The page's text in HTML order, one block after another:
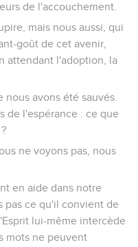
de l'accouchement.
mais nous aussi, qui
goût de cet avenir,
attendant l'adoption, la
avons été sauvés.
de l'espérance : ce que
ne voyons pas, nous
en aide dans notre
pas ce qu'il convient de
lui-même intercède
mots ne peuvent